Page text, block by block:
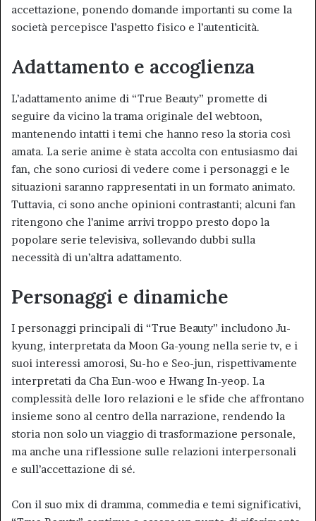
accettazione, ponendo domande importanti su come la
società percepisce l’aspetto fisico e l’autenticità.
Adattamento e accoglienza
L’adattamento anime di “True Beauty” promette di
seguire da vicino la trama originale del webtoon,
mantenendo intatti i temi che hanno reso la storia così
amata. La serie anime è stata accolta con entusiasmo dai
fan, che sono curiosi di vedere come i personaggi e le
situazioni saranno rappresentati in un formato animato.
Tuttavia, ci sono anche opinioni contrastanti; alcuni fan
ritengono che l’anime arrivi troppo presto dopo la
popolare serie televisiva, sollevando dubbi sulla
necessità di un’altra adattamento.
Personaggi e dinamiche
I personaggi principali di “True Beauty” includono Ju-
kyung, interpretata da Moon Ga-young nella serie tv, e i
suoi interessi amorosi, Su-ho e Seo-jun, rispettivamente
interpretati da Cha Eun-woo e Hwang In-yeop. La
complessità delle loro relazioni e le sfide che affrontano
insieme sono al centro della narrazione, rendendo la
storia non solo un viaggio di trasformazione personale,
ma anche una riflessione sulle relazioni interpersonali
e sull’accettazione di sé.
Con il suo mix di dramma, commedia e temi significativi,